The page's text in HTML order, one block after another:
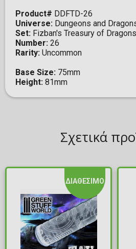
Product# DDFTD-26
Universe: Dungeons and
Set: Fizban's Treasury of Dragons
Number: 26
Rarity: Uncommon
Base Size: 75mm
Height: 81mm
Σχετικά
ΔΙΑΘΕΣΙΜΟ